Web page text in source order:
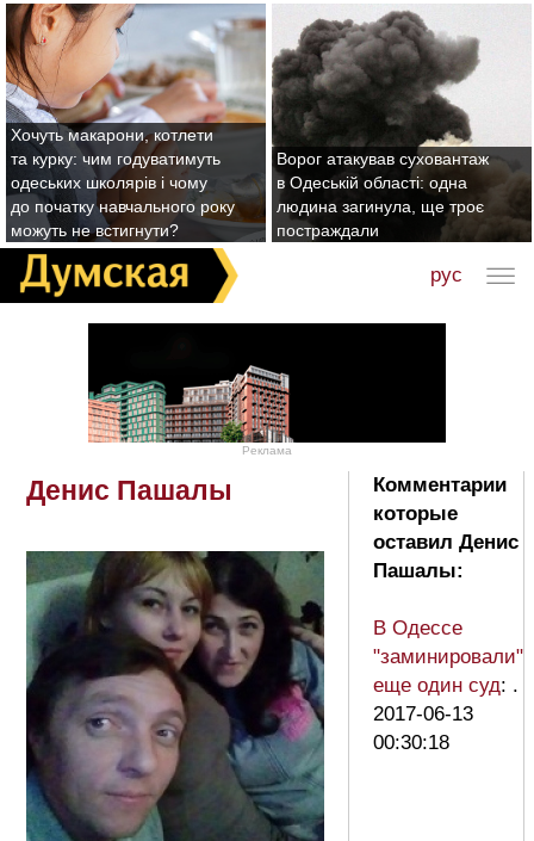
Хочуть макарони, котлети
та курку: чим годуватимуть
одеських школярів і чому
до початку навчального року
можуть не встигнути?
Ворог атакував суховантаж
в Одеській області: одна
людина загинула, ще троє
постраждали
рус
Реклама
Денис Пашалы
Комментарии
которые
оставил Денис
Пашалы:
В Одессе
"заминировали"
еще один суд: .
2017-06-13
00:30:18